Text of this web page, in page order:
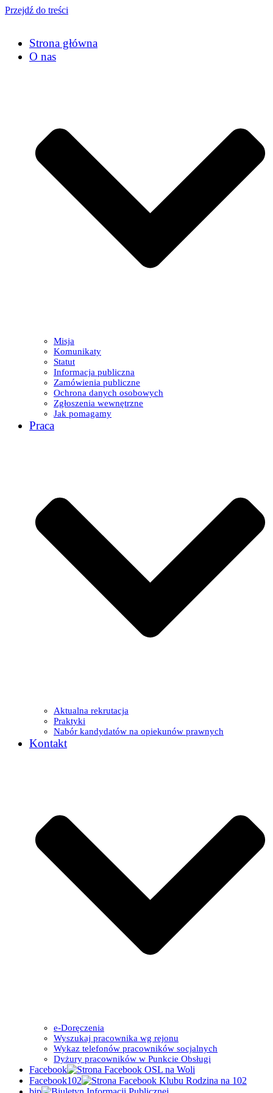
Przejdź do treści
Strona główna
O nas
Misja
Komunikaty
Statut
Informacja publiczna
Zamówienia publiczne
Ochrona danych osobowych
Zgłoszenia wewnętrzne
Jak pomagamy
Praca
Aktualna rekrutacja
Praktyki
Nabór kandydatów na opiekunów prawnych
Kontakt
e-Doręczenia
Wyszukaj pracownika wg rejonu
Wykaz telefonów pracowników socjalnych
Dyżury pracowników w Punkcie Obsługi
Facebook
Facebook102